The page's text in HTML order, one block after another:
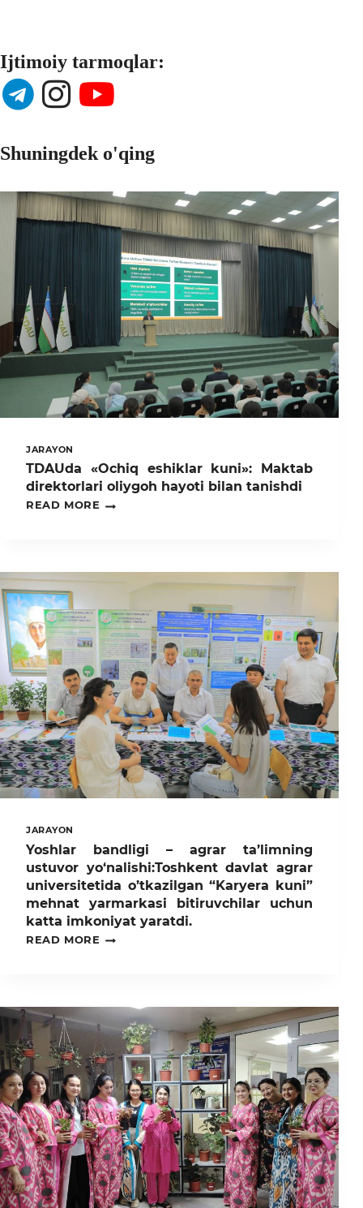
Ijtimoiy tarmoqlar:
Shuningdek o'qing
JARAYON
TDAUda «Ochiq eshiklar kuni»: Maktab
direktorlari oliygoh hayoti bilan tanishdi
READ MORE
TDAUDA
DIREKTORLARI
OLIYGOH
HAYOTI
BILAN
TANISHDI
JARAYON
Yoshlar bandligi – agrar ta’limning
ustuvor yo‘nalishi:Toshkent davlat agrar
universitetida o’tkazilgan “Karyera kuni”
mehnat yarmarkasi bitiruvchilar uchun
katta imkoniyat yaratdi.
READ MORE
YOSHLAR
USTUVOR
YO‘NALISHI:TOSHKENT
DAVLAT
AGRAR
UNIVERSITETIDA
O’TKAZILGAN
“KARYERA
KUNI”
MEHNAT
YARMARKASI
BITIRUVCHILAR
UCHUN
KATTA
IMKONIYAT
YARATDI.